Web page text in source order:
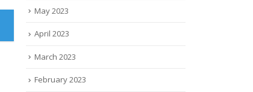
May 2023
April 2023
March 2023
February 2023